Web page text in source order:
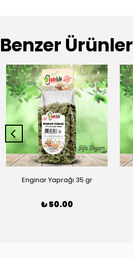
Benzer Ürünler
Enginar Yaprağı 35 gr
₺ 50.00